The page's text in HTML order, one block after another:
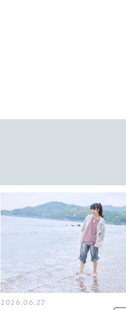
2026.06.27